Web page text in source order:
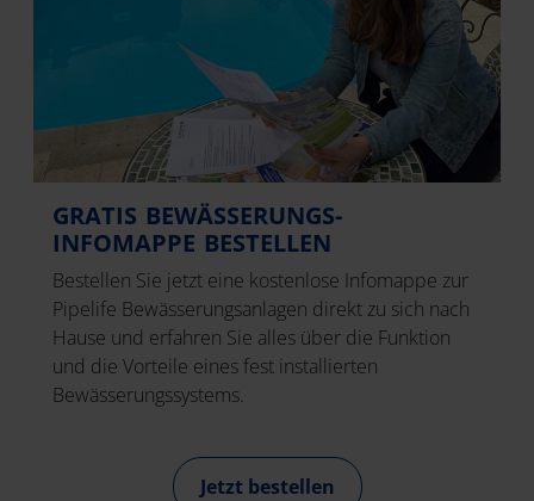
GRATIS BEWÄSSERUNGS-
INFOMAPPE BESTELLEN
Bestellen Sie jetzt eine kostenlose Infomappe zur
Pipelife Bewässerungsanlagen direkt zu sich nach
Hause und erfahren Sie alles über die Funktion
und die Vorteile eines fest installierten
Bewässerungssystems.
Jetzt bestellen